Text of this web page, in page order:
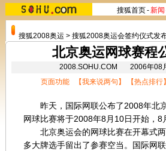
搜狐首页-新闻
搜狐2008奥运 > 搜狐2008奥运会签约仪式发
北京奥运网球赛程
2008.SOHU.COM 2006年08
页面功能 【我来说两句 】 【热点排行
昨天，国际网联公布了2008年北京
网球比赛将于2008年8月10日开始，8
北京奥运会的网球比赛在开幕式两
多大牌选手留出了参赛空当。国际网